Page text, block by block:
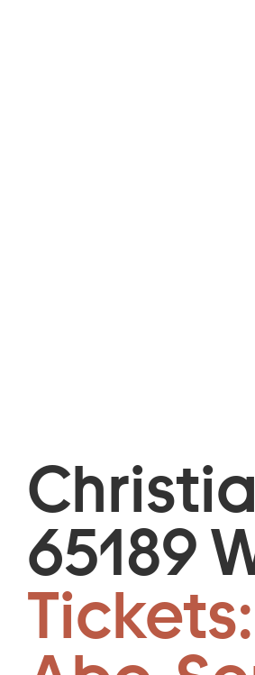
65189
Tickets: